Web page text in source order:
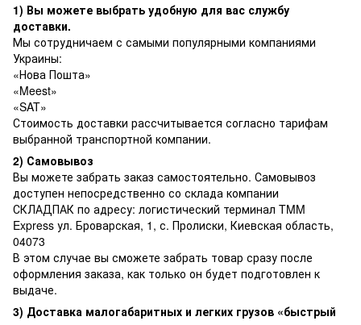
1) Вы можете выбрать удобную для вас службу
доставки.
Мы сотрудничаем с самыми популярными компаниями
Украины:
«Нова Пошта»
«Meest»
«SAT»
Стоимость доставки рассчитывается согласно тарифам
выбранной транспортной компании.
2) Самовывоз
Вы можете забрать заказ самостоятельно. Самовывоз
доступен непосредственно со склада компании
СКЛАДПАК по адресу: логистический терминал TMM
Express ул. Броварская, 1, с. Пролиски, Киевская область,
04073
В этом случае вы сможете забрать товар сразу после
оформления заказа, как только он будет подготовлен к
выдаче.
3) Доставка малогабаритных и легких грузов «быстрый